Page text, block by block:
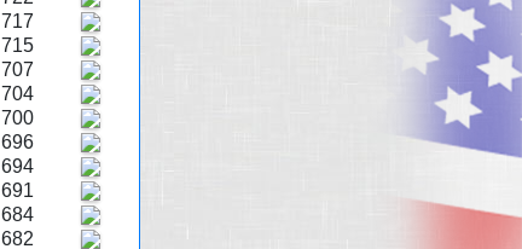
717
715
707
704
700
696
694
691
684
682